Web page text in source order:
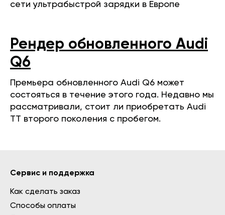
сети ультрабыстрой зарядки в Европе
Рендер обновленного Audi
Q6
Премьера обновленного Audi Q6 может
состояться в течение этого года. Недавно мы
рассматривали, стоит ли приобретать Audi
TT второго поколения с пробегом.
Сервис и поддержка
Как сделать заказ
Способы оплаты